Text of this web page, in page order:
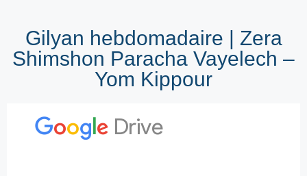
Gilyan hebdomadaire | Zera
Shimshon Paracha Vayelech –
Yom Kippour